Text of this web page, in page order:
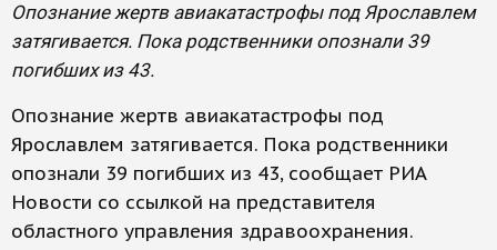
Опознание жертв авиакатастрофы под Ярославлем
затягивается. Пока родственники опознали 39
погибших из 43.
Опознание жертв авиакатастрофы под
Ярославлем затягивается. Пока родственники
опознали 39 погибших из 43, сообщает РИА
Новости со ссылкой на представителя
областного управления здравоохранения.